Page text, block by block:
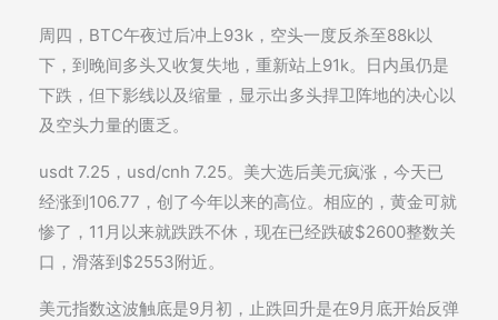
周四，BTC午夜过后冲上93k，空头一度反杀至88k以
下，到晚间多头又收复失地，重新站上91k。日内虽仍是
下跌，但下影线以及缩量，显示出多头捍卫阵地的决心以
及空头力量的匮乏。
usdt 7.25，usd/cnh 7.25。美大选后美元疯涨，今天已
经涨到106.77，创了今年以来的高位。相应的，黄金可就
惨了，11月以来就跌跌不休，现在已经跌破$2600整数关
口，滑落到$2553附近。
美元指数这波触底是9月初，止跌回升是在9月底开始反弹